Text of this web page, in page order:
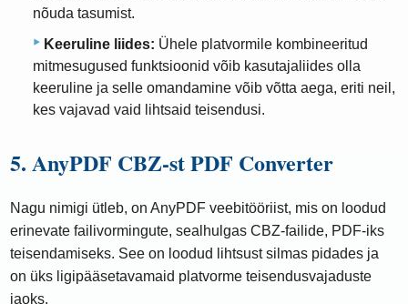
nõuda tasumist.
Keeruline liides: Ühele platvormile kombineeritud
mitmesugused funktsioonid võib kasutajaliides olla
keeruline ja selle omandamine võib võtta aega, eriti neil,
kes vajavad vaid lihtsaid teisendusi.
5. AnyPDF CBZ-st PDF Converter
Nagu nimigi ütleb, on AnyPDF veebitööriist, mis on loodud
erinevate failivormingute, sealhulgas CBZ-failide, PDF-iks
teisendamiseks. See on loodud lihtsust silmas pidades ja
on üks ligipääsetavamaid platvorme teisendusvajaduste
jaoks.